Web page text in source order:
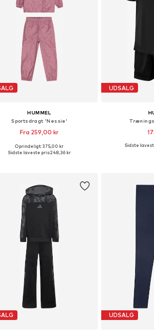
HUMMEL
Sportsdragt 'Nessie'
Fra 259,00 kr
Fås i mange størrelser
Oprindeligt: 375,00 kr
Sidste laveste pris:248,36 kr
UDSALG
Fås i
Sidste
UDSALG